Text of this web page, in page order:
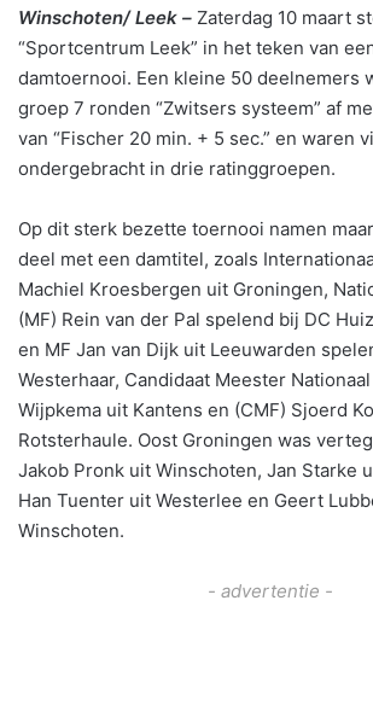
Winschoten/ Leek – Zaterdag 10 maart
“Sportcentrum Leek” in het teken van
damtoernooi. Een kleine 50 deelnemers
groep 7 ronden “Zwitsers systeem” af
van “Fischer 20 min. + 5 sec.” en waren
ondergebracht in drie ratinggroepen.
Op dit sterk bezette toernooi namen
deel met een damtitel, zoals
Machiel Kroesbergen uit Groningen,
(MF) Rein van der Pal spelend bij DC
en MF Jan van Dijk uit Leeuwarden
Westerhaar, Candidaat Meester
Wijpkema uit Kantens en (CMF) Sjoerd
Rotsterhaule. Oost Groningen was
Jakob Pronk uit Winschoten, Jan Starke
Han Tuenter uit Westerlee en Geert
Winschoten.
- advertentie -